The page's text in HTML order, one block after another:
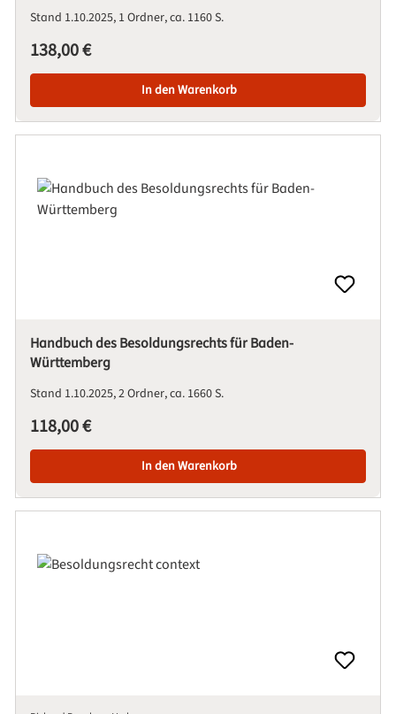
Stand 1.10.2025 1 Ordnerca. 1160 S.
Regulärer Preis:
138,00 €
In den Warenkorb
Handbuch des Besoldungsrechts für Baden-
Württemberg
Stand 1.10.20252 Ordnerca. 1660 S.
Regulärer Preis:
118,00 €
In den Warenkorb